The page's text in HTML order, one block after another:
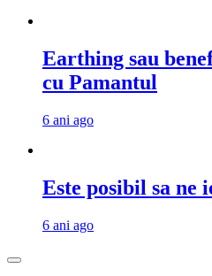
Earthing sau
cu Pamantul
6 ani ago
Este posibil sa ne
6 ani ago